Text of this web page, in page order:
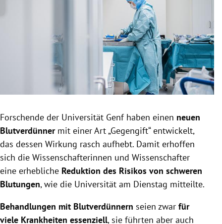
Forschende der Universität Genf haben einen neuen
Blutverdünner mit einer Art „Gegengift“ entwickelt,
das dessen Wirkung rasch aufhebt. Damit erhoffen
sich die Wissenschafterinnen und Wissenschafter
eine erhebliche Reduktion des Risikos von schweren
Blutungen, wie die Universität am Dienstag mitteilte.
Behandlungen mit Blutverdünnern seien zwar für
viele Krankheiten essenziell, sie führten aber auch